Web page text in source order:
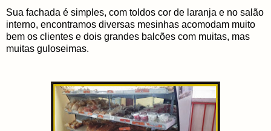
Sua fachada é simples, com toldos cor de laranja e no salão
interno, encontramos diversas mesinhas acomodam muito
bem os clientes e dois grandes balcões com muitas, mas
muitas guloseimas.